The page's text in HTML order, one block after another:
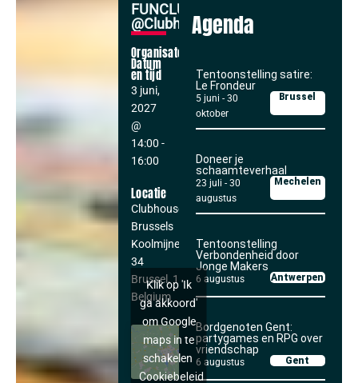
FUNCLUB
@ClubhouseBrussels
Organisator
Datum
en tijd
3 juni,
2027
@
14:00 -
16:00
Locatie
Clubhouse
Brussels
Koolmijnenkaai
34
Brussel , 1080
Belgium
Klik op 'Ik
ga akkoord'
om Google
maps in te
schakelen
Cookiebeleid
Agenda
Tentoonstelling satire:
Le Frondeur
5 juni - 30
oktober
Brussel
Doneer je
schaamteverhaal
23 juli - 30
augustus
Mechelen
Tentoonstelling
Verbondenheid door
Jonge Makers
6 augustus Antwerpen
Bordgenoten Gent:
partygames en RPG over
vriendschap
6 augustus Gent